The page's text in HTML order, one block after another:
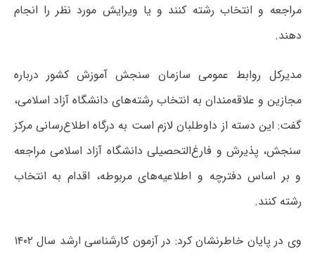
مراجعه و انتخاب رشته کنند و یا ویرایش مورد نظر را انجام
دهند.
مدیرکل روابط عمومی سازمان سنجش آموزش کشور درباره
مجازین و علاقه‌مندان به انتخاب رشته‌های دانشگاه آزاد اسلامی،
گفت: این دسته از داوطلبان لازم است به درگاه اطلاع‌رسانی مرکز
سنجش، پذیرش و فارغ‌التحصیلی دانشگاه آزاد اسلامی مراجعه
و بر اساس دفترچه و اطلاعیه‌های مربوطه، اقدام به انتخاب
رشته کنند.
وی در پایان خاطرنشان کرد: در آزمون کارشناسی ارشد سال ۱۴۰۲